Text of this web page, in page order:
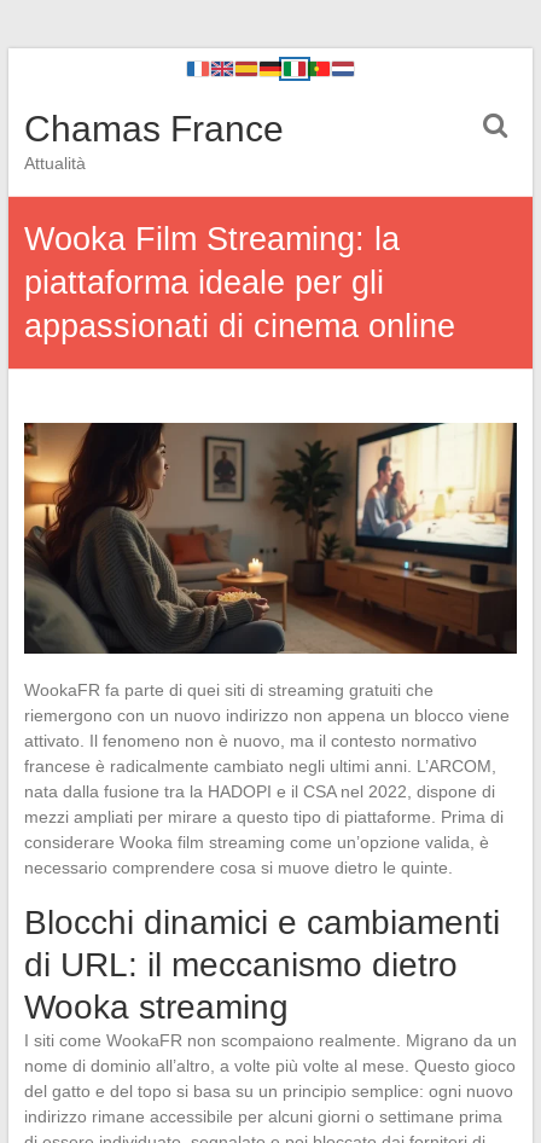
Chamas France
Attualità
Wooka Film Streaming: la
piattaforma ideale per gli
appassionati di cinema online
WookaFR fa parte di quei siti di streaming gratuiti che
riemergono con un nuovo indirizzo non appena un blocco viene
attivato. Il fenomeno non è nuovo, ma il contesto normativo
francese è radicalmente cambiato negli ultimi anni. L’ARCOM,
nata dalla fusione tra la HADOPI e il CSA nel 2022, dispone di
mezzi ampliati per mirare a questo tipo di piattaforme. Prima di
considerare Wooka film streaming come un’opzione valida, è
necessario comprendere cosa si muove dietro le quinte.
Blocchi dinamici e cambiamenti
di URL: il meccanismo dietro
Wooka streaming
I siti come WookaFR non scompaiono realmente. Migrano da un
nome di dominio all’altro, a volte più volte al mese. Questo gioco
del gatto e del topo si basa su un principio semplice: ogni nuovo
indirizzo rimane accessibile per alcuni giorni o settimane prima